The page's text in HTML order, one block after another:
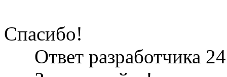
Спасибо!
Ответ разработчика